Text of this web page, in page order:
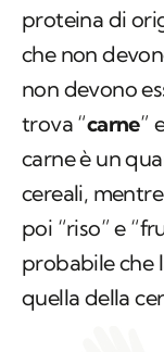
proteina di
che non
non devono
trova “carne”
carne è un
cereali,
poi “riso” e
probabile che
quella della